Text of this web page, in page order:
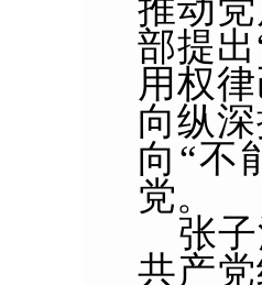
推动
部提出
用权
向纵
向“不
党。
张
共产